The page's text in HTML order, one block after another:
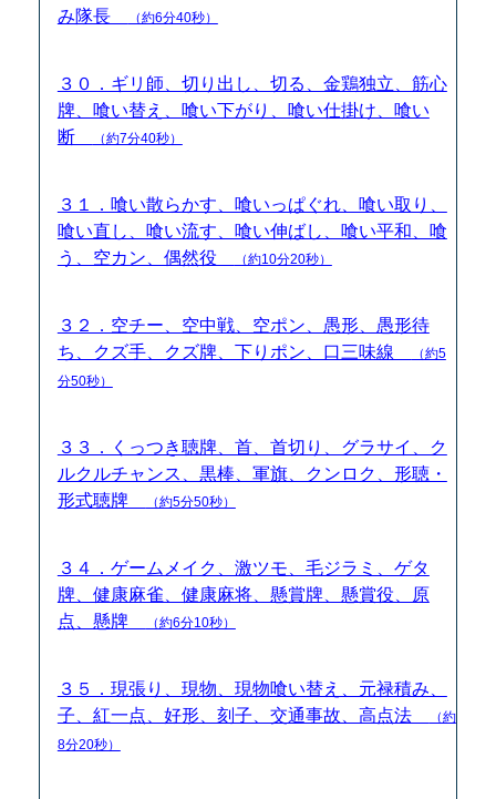
み隊長
（約6分40秒）
３０．ギリ師、切り出し、切る、金鶏独立、筋心
牌、喰い替え、喰い下がり、喰い仕掛け、喰い
断
（約7分40秒）
３１．喰い散らかす、喰いっぱぐれ、喰い取り、
喰い直し、喰い流す、喰い伸ばし、喰い平和、喰
う、空カン、偶然役
（約10分20秒）
３２．空チー、空中戦、空ポン、愚形、愚形待
ち、クズ手、クズ牌、下りポン、口三味線
（約5
分50秒）
３３．くっつき聴牌、首、首切り、グラサイ、ク
ルクルチャンス、黒棒、軍旗、クンロク、形聴・
形式聴牌
（約5分50秒）
３４．ゲームメイク、激ツモ、毛ジラミ、ゲタ
牌、健康麻雀、健康麻将、懸賞牌、懸賞役、原
点、懸牌
（約6分10秒）
３５．現張り、現物、現物喰い替え、元禄積み、
子、紅一点、好形、刻子、交通事故、高点法
（約
8分20秒）